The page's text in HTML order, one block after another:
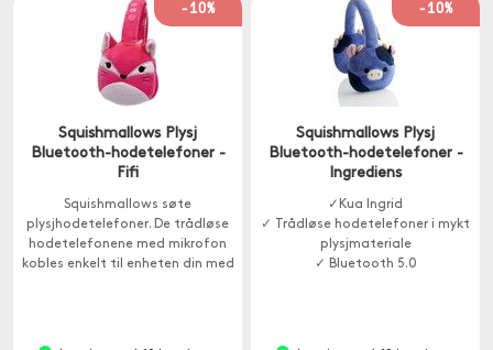
-10%
Squishmallows Plysj
Bluetooth-hodetelefoner -
Fifi
Squishmallows søte
plysjhodetelefoner. De trådløse
hodetelefonene med mikrofon
kobles enkelt til enheten din med
-10%
Squishmallows Plysj
Bluetooth-hodetelefoner -
Ingrediens
✓Kua Ingrid
✓ Trådløse hodetelefoner i mykt
plysjmateriale
✓ Bluetooth 5.0